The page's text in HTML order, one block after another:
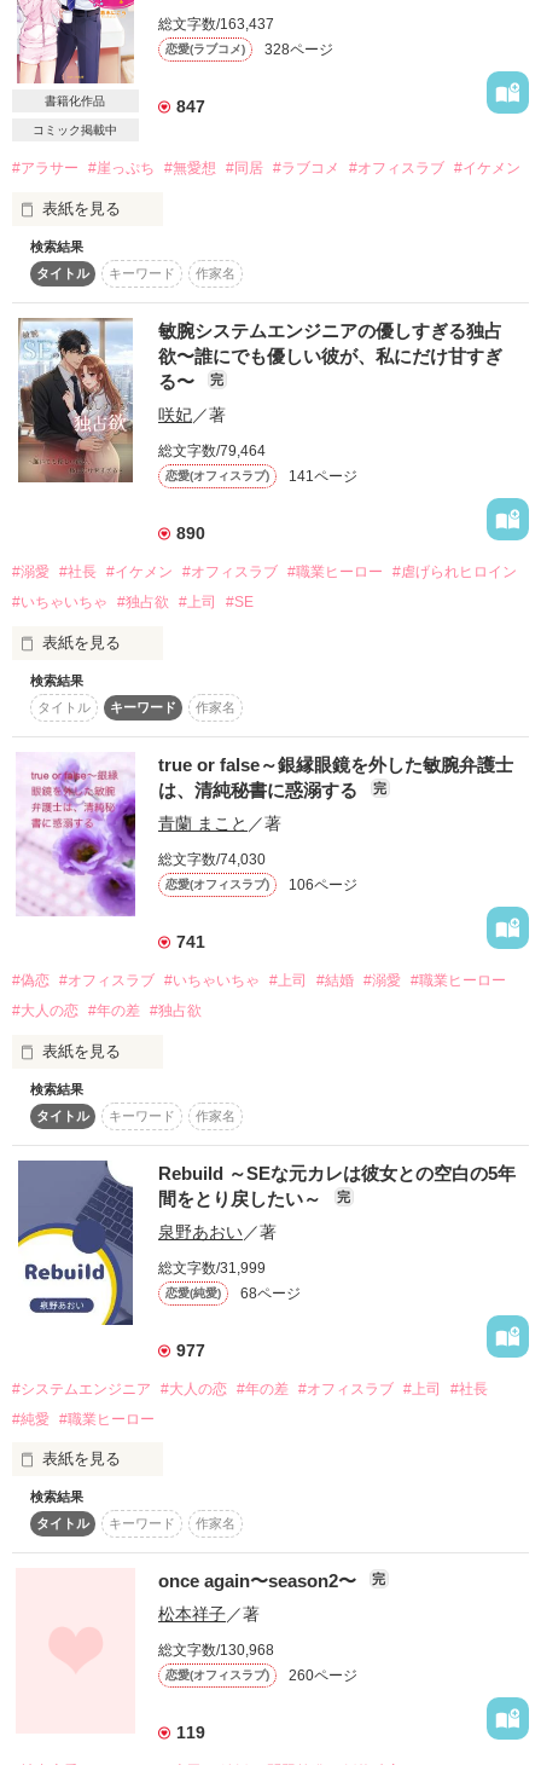
❥・・ ┈┈┈┈┈┈┈┈┈┈┈┈ ・・❥
一ノ瀬 紗凪（いちのせ さな）27歳
救命救急センターICU所属。
ドクターヘリへ搭乗するフライトナース。
「絶対に助ける。それが私たちの仕事だから」
容姿端麗、冷静沈着。
医師たちからも厚い信頼を置かれる、若きエースナース。
だけど——
「……付き合う？どこにです？」
相変わらずの天然ぶり。
佐野 陽貴（さの はるき）28歳
その絶対的センター。
「俺以外の男に触れさせたらどうなるか、分かるよね？」
甘くて、重くて、独占欲強め。
ドラマの大ヒットをきっかけに
俳優としてもさらなる飛躍を遂げるトップアイドル。
❥・・ ┈┈┈┈┈┈┈┈┈┈┈┈ ・・❥
忙しくても。会えなくても。
それでも二人は、同じ未来を見ていた。
——そう、思っていた。
紗凪の大阪派遣。
陽貴の全国ツアーと俳優業拡大。
すれ違う時間。
募っていく寂しさ。
会いたいのに会えない日々。
そんな中——
？「彼氏のことなんか忘れたらいい」
ライバル出現？
命の最前線で働く白衣の天使と
世界を魅了するトップアイドルが描く
甘くて切ない、溺愛ラブストーリー第2章。
※本作品には、ICU・ER・ドクターヘリなど医療現場を舞台に
した描写が多く含まれています。処置・救命・外傷などの表現
書籍化作品
コミック掲載中
総文字数/163,437
恋愛(ラブコメ) 328ページ
847
#アラサー #崖っぷち #無愛想 #同居 #ラブコメ #オフィスラブ #イケメン
表紙を見る
住宅火災で全てを失いました…
アラサーOL　　藤田　紗英（30）
身体一つで転がり込んだ居候先で遭遇した同僚の兄
某外資系コンサルティング会社勤務
羽瀬　奏（33）
「藤田さんをこの家に置いておくことはできません」
メガネは冷たく言い放つ
「家賃が払えないのであれば身体で払ってください」
私は平穏な生活を取り戻すことが出来るのか？
果たして神はいるのだろうか？！
2015.9.1〜2015.11.14
2015.11.29　番外編追加いたしました！
レビューありがとうございました♪
☆みーづ☆ さま
sa.yu さま
a k n ＊　さま
聖凪砂 さま
作品を読む
検索結果
タイトル
キーワード 作家名
敏腕システムエンジニアの優しすぎる独占
欲〜誰にでも優しい彼が、私にだけ甘すぎ
る〜
完
咲妃／著
総文字数/79,464
恋愛(オフィスラブ) 141ページ
890
#溺愛 #社長 #イケメン #オフィスラブ #職業ヒーロー
#虐げられヒロイン
#いちゃいちゃ
#独占欲 #上司 #SE
表紙を見る
仕事も恋愛も、兎に角どん底の毎日だった。
あの日、あの雨の夜、貴方に出逢うまでは。
「終わらせてくれたら良かったのに」
人生のどん底にいた、26歳OL。
木崎 茉莉 ~kisaki matsuri~
雨の日に現れた、30歳システムエンジニア。
藤堂 柊真 ~Todo Syuma~
雨の夜の出会いがもたらした
最高の溺愛ストーリー。
検索結果
タイトル
キーワード 作家名
true or false～銀縁眼鏡を外した敏腕弁護士
は、清純秘書に惑溺する
完
青蘭 まこと ／著
総文字数/74,030
恋愛(オフィスラブ) 106ページ
741
#偽恋 #オフィスラブ #いちゃいちゃ #上司 #結婚 #溺愛 #職業ヒーロー
#大人の恋 #年の差 #独占欲
表紙を見る
片桐総合法律事務所の代表
片桐 優聖(かたぎり ゆうせい）33歳
∞
秘書兼事務スタッフ
深澤 心海(ふかざわ ここみ）26歳
「恋人のフリをして」
ある日、優聖から突然言い渡された、偽りの恋人依頼
戸惑いながらも、恋した人との甘い恋人ごっこに
清純な心海はドキドキしていたが･･･
関係に嫉妬する
波乱、嫉妬の先に待っていたのは･･･
恋人経験ゼロの心海は、紳士で甘々な優聖の
蕩ける甘い愛に溺れていく
★★★ファンの皆様へ★★★
【ファン限定版】同時公開です！
【物語の裏側～あの夜の出来事ともう一つの溺愛】
検索結果
タイトル
キーワード 作家名
Rebuild ～SEな元カレは彼女との空白の5年
間をとり戻したい～
完
泉野あおい／著
総文字数/31,999
恋愛(純愛) 68ページ
977
#システムエンジニア #大人の恋 #年の差 #オフィスラブ #上司
#社長
#純愛 #職業ヒーロー
表紙を見る
「今、誰かと付き合ってるのか？」
「つ、付き合ってません。でも、好きな人くらいはいます」
「5年が大きいってことはわかってたが、直接そういうことを
聞くのはショックだな」
仕事では決して見せない、眉が少し下がった顔に胸がぎゅっ
彼の言う通り、5年は大きい。
検索結果
タイトル
キーワード 作家名
once again〜season2〜 完
松本祥子／著
総文字数/130,968
恋愛(オフィスラブ) 260ページ
119